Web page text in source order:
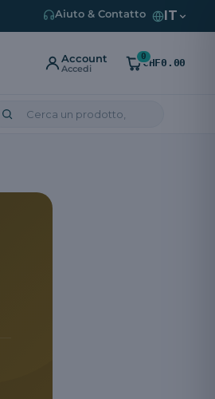
Aiuto & Contatto IT
Account
Accedi
0
CHF0.00